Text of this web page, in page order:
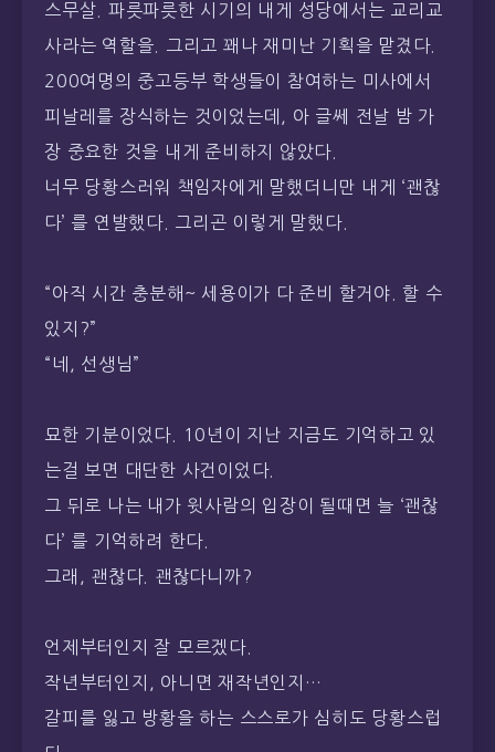
스무살. 파릇파릇한 시기의 내게 성당에서는 교리교
사라는 역할을. 그리고 꽤나 재미난 기획을 맡겼다.
200여명의 중고등부 학생들이 참여하는 미사에서
피날레를 장식하는 것이었는데, 아 글쎄 전날 밤 가
장 중요한 것을 내게 준비하지 않았다.
너무 당황스러워 책임자에게 말했더니만 내게 ‘괜찮
다’ 를 연발했다. 그리곤 이렇게 말했다.
“아직 시간 충분해~ 세용이가 다 준비 할거야. 할 수
있지?”
“네, 선생님”
묘한 기분이었다. 10년이 지난 지금도 기억하고 있
는걸 보면 대단한 사건이었다.
그 뒤로 나는 내가 윗사람의 입장이 될때면 늘 ‘괜찮
다’ 를 기억하려 한다.
그래, 괜찮다. 괜찮다니까?
언제부터인지 잘 모르겠다.
작년부터인지, 아니면 재작년인지…
갈피를 잃고 방황을 하는 스스로가 심히도 당황스럽